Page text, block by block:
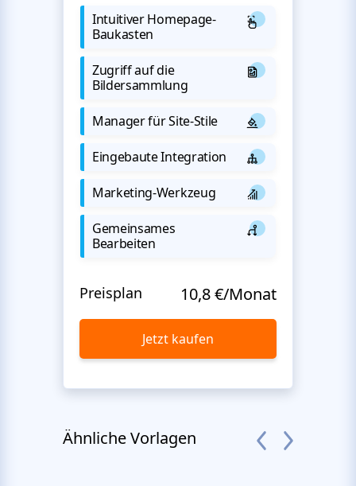
Intuitiver Homepage-
Baukasten
Zugriff auf die
Bildersammlung
Manager für Site-Stile
Eingebaute Integration
Marketing-Werkzeug
Gemeinsames
Bearbeiten
Preisplan 10,8 €/Monat
Jetzt kaufen
Ähnliche Vorlagen